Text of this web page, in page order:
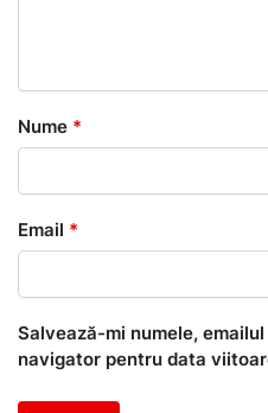
Nume *
Email *
Salvează-mi numele,
navigator pentru data